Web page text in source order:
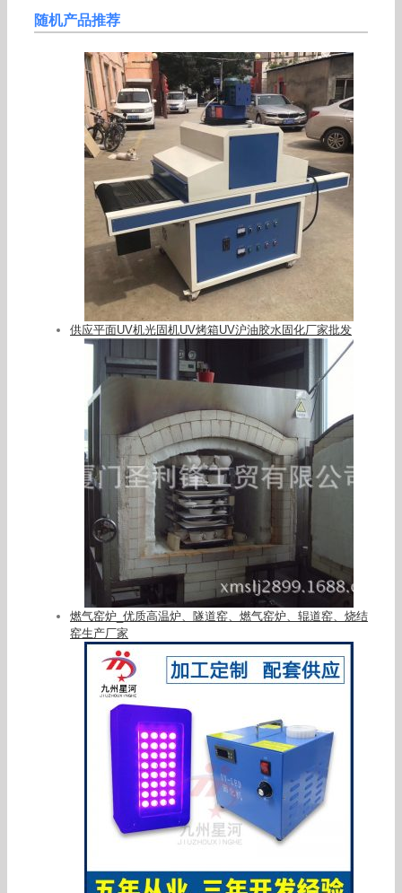
随机产品推荐
供应平面UV机光固机UV烤箱UV沪油胶水固化厂家批发
燃气窑炉_优质高温炉、隧道窑、燃气窑炉、辊道窑、烧结
窑生产厂家